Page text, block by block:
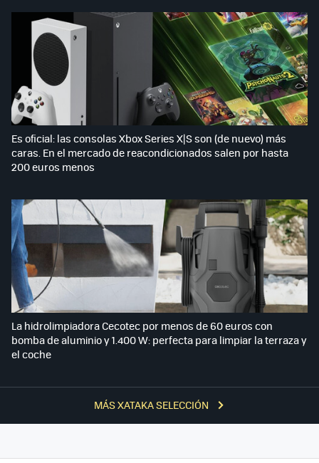
MÁS XATAKA SELECCIÓN
Es oficial: las consolas Xbox Series X|S son (de nuevo) más
caras. En el mercado de reacondicionados salen por hasta
200 euros menos
La hidrolimpiadora Cecotec por menos de 60 euros con
bomba de aluminio y 1.400 W: perfecta para limpiar la terraza y
el coche